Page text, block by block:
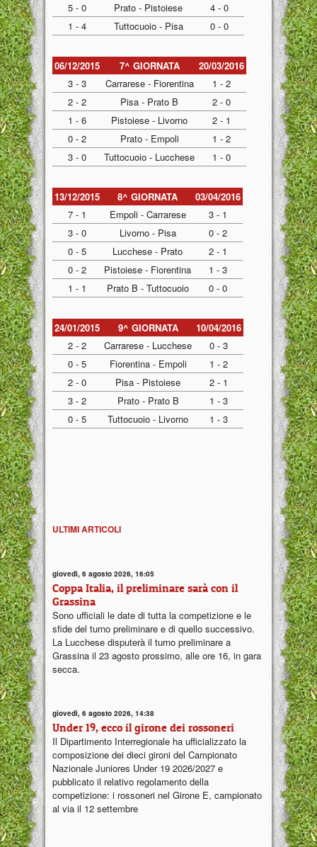
5 - 0
Prato - Pistoiese
4 - 0
1 - 4
Tuttocuoio - Pisa 0 - 0
06/12/2015 7^ GIORNATA
20/03/2016
3 - 3
Carrarese - Fiorentina
1 - 2
2 - 2
Pisa - Prato B
2 - 0
1 - 6
Pistoiese - Livorno
2 - 1
0 - 2
Prato - Empoli
1 - 2
3 - 0
Tuttocuoio - Lucchese 1 - 0
13/12/2015 8^ GIORNATA
03/04/2016
7 - 1
Empoli - Carrarese
3 - 1
3 - 0
Livorno - Pisa
0 - 2
0 - 5
Lucchese - Prato
2 - 1
0 - 2
Pistoiese - Fiorentina
1 - 3
1 - 1
Prato B - Tuttocuoio 0 - 0
24/01/2015 9^ GIORNATA
10/04/2016
2 - 2
Carrarese - Lucchese
0 - 3
0 - 5
Fiorentina - Empoli
1 - 2
2 - 0
Pisa - Pistoiese
2 - 1
3 - 2
Prato - Prato B
1 - 3
0 - 5
Tuttocuoio - Livorno 1 - 3
ULTIMI ARTICOLI
giovedì, 6 agosto 2026, 16:05
Coppa Italia, il preliminare sarà con il
Grassina
Sono ufficiali le date di tutta la competizione e le
sfide del turno preliminare e di quello successivo.
La Lucchese disputerà il turno preliminare a
Grassina il 23 agosto prossimo, alle ore 16, in gara
secca.
giovedì, 6 agosto 2026, 14:38
Under 19, ecco il girone dei rossoneri
Il Dipartimento Interregionale ha ufficializzato la
composizione dei dieci gironi del Campionato
Nazionale Juniores Under 19 2026/2027 e
pubblicato il relativo regolamento della
competizione: i rossoneri nel Girone E, campionato
al via il 12 settembre